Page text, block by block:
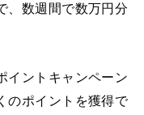
、数週間で数万円分
イントキャンペーン
のポイントを獲得で